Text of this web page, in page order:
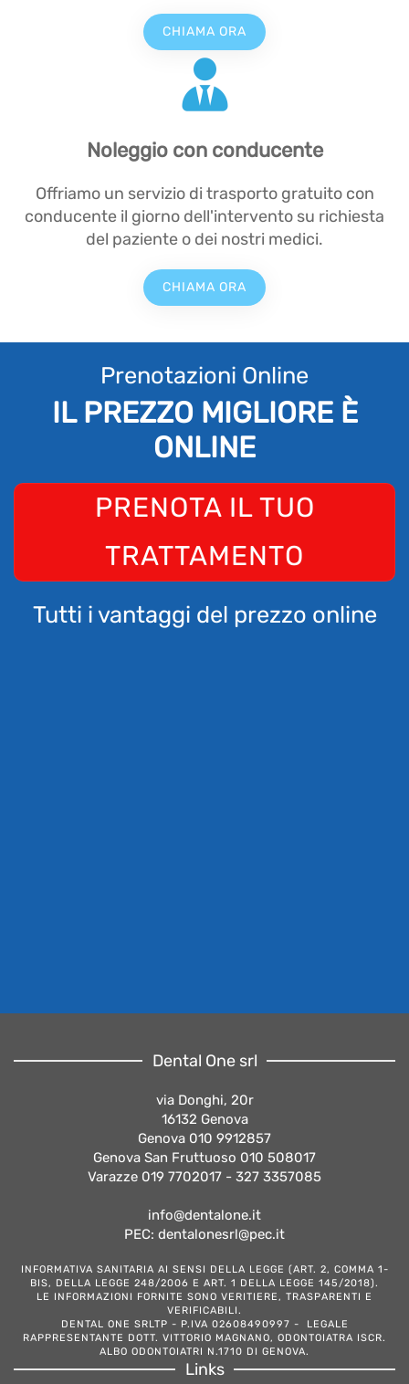
CHIAMA ORA
Noleggio con conducente
Offriamo un servizio di trasporto gratuito con
conducente il giorno dell'intervento su richiesta
del paziente o dei nostri medici.
CHIAMA ORA
Prenotazioni Online
IL PREZZO MIGLIORE È
ONLINE
PRENOTA IL TUO
TRATTAMENTO
Tutti i vantaggi del prezzo online
Dental One srl
via Donghi, 20r
16132 Genova
Genova 010 9912857
Genova San Fruttuoso 010 508017
Varazze 019 7702017 - 327 3357085
info@dentalone.it
PEC: dentalonesrl@pec.it
INFORMATIVA SANITARIA AI SENSI DELLA LEGGE (ART. 2, COMMA 1-
BIS, DELLA LEGGE 248/2006 E ART. 1 DELLA LEGGE 145/2018).
LE INFORMAZIONI FORNITE SONO VERITIERE, TRASPARENTI E
VERIFICABILI.
DENTAL ONE SRLTP - P.IVA 02608490997 - LEGALE
RAPPRESENTANTE DOTT. VITTORIO MAGNANO, ODONTOIATRA ISCR.
ALBO ODONTOIATRI N.1710 DI GENOVA.
Links